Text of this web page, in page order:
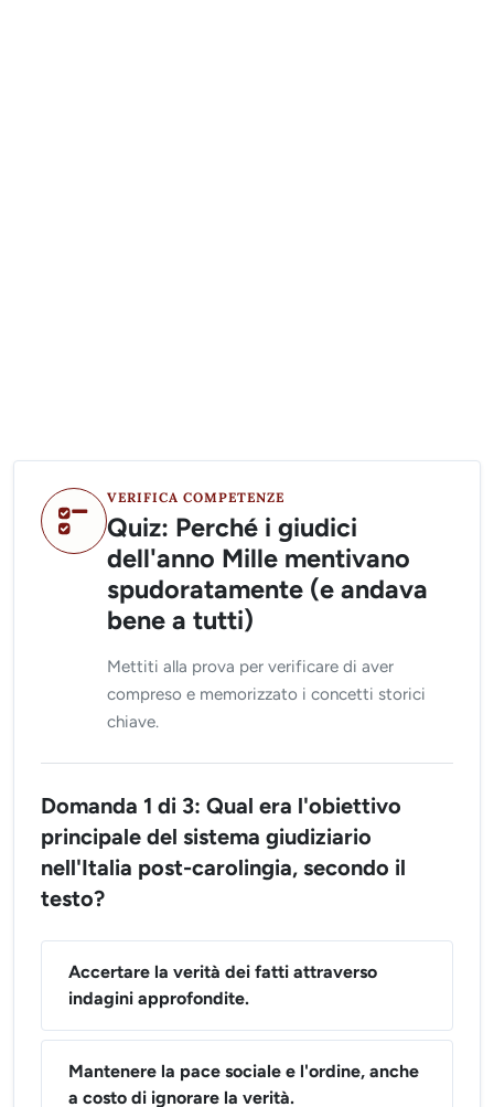
VERIFICA COMPETENZE
Quiz: Perché i giudici
dell'anno Mille mentivano
spudoratamente (e andava
bene a tutti)
Mettiti alla prova per verificare di aver
compreso e memorizzato i concetti storici
chiave.
Domanda 1 di 3: Qual era l'obiettivo
principale del sistema giudiziario
nell'Italia post-carolingia, secondo il
testo?
Accertare la verità dei fatti attraverso
indagini approfondite.
Mantenere la pace sociale e l'ordine, anche
a costo di ignorare la verità.